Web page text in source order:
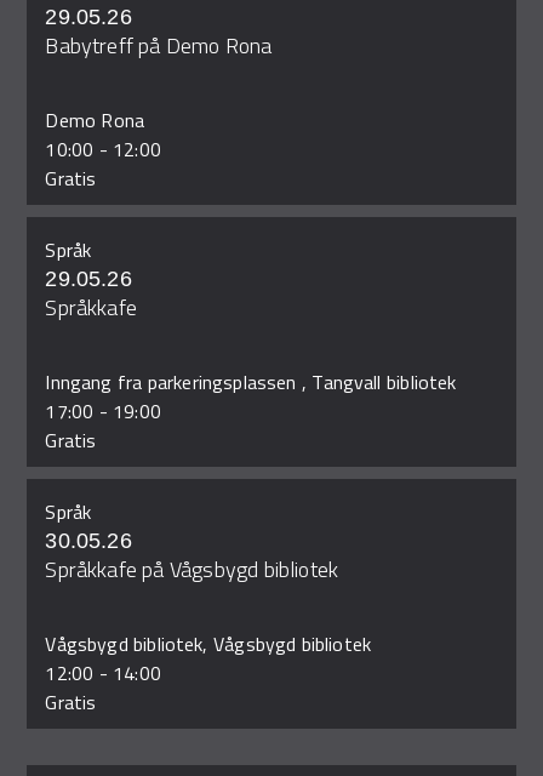
29.05.26
Babytreff på Demo Rona
Demo Rona
10:00 - 12:00
Gratis
Språk
29.05.26
Språkkafe
Inngang fra parkeringsplassen , Tangvall bibliotek
17:00 - 19:00
Gratis
Språk
30.05.26
Språkkafe på Vågsbygd bibliotek
Vågsbygd bibliotek, Vågsbygd bibliotek
12:00 - 14:00
Gratis